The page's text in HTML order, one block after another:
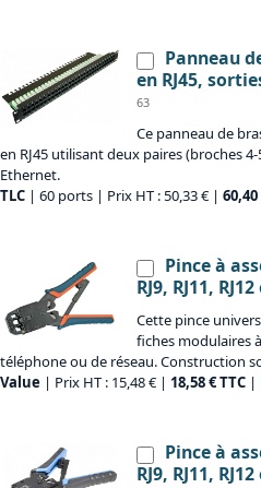
Panneau
en RJ45,
63
Ce panneau de
en RJ45 utilisant deux paires (broches
Ethernet.
TLC | 60 ports | Prix HT : 50,33 € | 60,40
Pince à
RJ9, RJ11,
Cette pince
fiches modulaires
téléphone ou de réseau. Construction
Value | Prix HT : 15,48 € | 18,58 € TTC |
Pince à
RJ9, RJ11,